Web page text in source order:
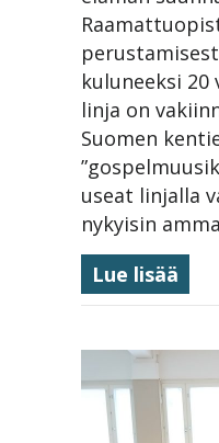
kuluneeksi
linja on
Suomen
useat linjalla
nykyisin
Lue lisää